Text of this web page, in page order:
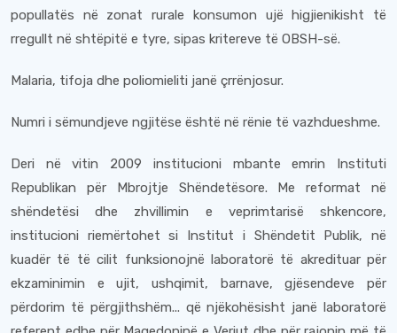
popullatës në zonat rurale konsumon ujë higjienikisht të
rregullt në shtëpitë e tyre, sipas kritereve të OBSH-së.
Malaria, tifoja dhe poliomieliti janë çrrënjosur.
Numri i sëmundjeve ngjitëse është në rënie të vazhdueshme.
Deri në vitin 2009 institucioni mbante emrin Instituti
Republikan për Mbrojtje Shëndetësore. Me reformat në
shëndetësi dhe zhvillimin e veprimtarisë shkencore,
institucioni riemërtohet si Institut i Shëndetit Publik, në
kuadër të të cilit funksionojnë laboratorë të akredituar për
ekzaminimin e ujit, ushqimit, barnave, gjësendeve për
përdorim të përgjithshëm... që njëkohësisht janë laboratorë